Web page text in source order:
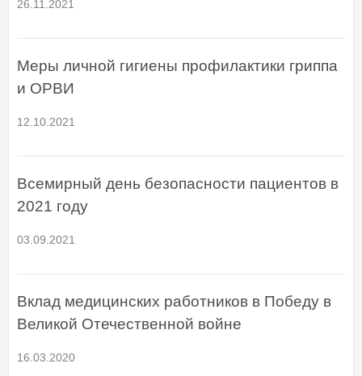
26.11.2021
Меры личной гигиены профилактики гриппа
и ОРВИ
12.10.2021
Всемирный день безопасности пациентов в
2021 году
03.09.2021
Вклад медицинских работников в Победу в
Великой Отечественной войне
16.03.2020